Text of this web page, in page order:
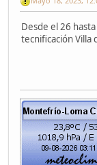
Desde el 26
tecnificación Villa